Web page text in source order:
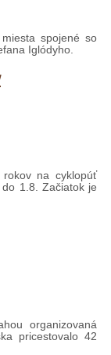
spojené so
Iglódyho.
na cyklopúť
1.8. Začiatok je
organizovaná
pricestovalo 42